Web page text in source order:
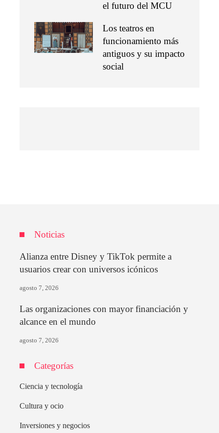
el futuro del MCU
Los teatros en
funcionamiento más
antiguos y su impacto
social
Noticias
Alianza entre Disney y TikTok permite a
usuarios crear con universos icónicos
agosto 7, 2026
Las organizaciones con mayor financiación y
alcance en el mundo
agosto 7, 2026
Categorías
Ciencia y tecnología
Cultura y ocio
Inversiones y negocios